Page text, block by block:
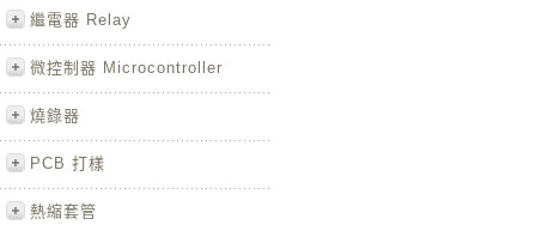
繼電器 Relay
微控制器 Microcontroller
燒錄器
PCB 打樣
熱縮套管